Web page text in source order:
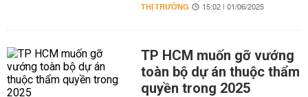
THỊ TRƯỜNG 15:02 | 01/06/2025
TP HCM muốn gỡ vướng
toàn bộ dự án thuộc thẩm
quyền trong 2025